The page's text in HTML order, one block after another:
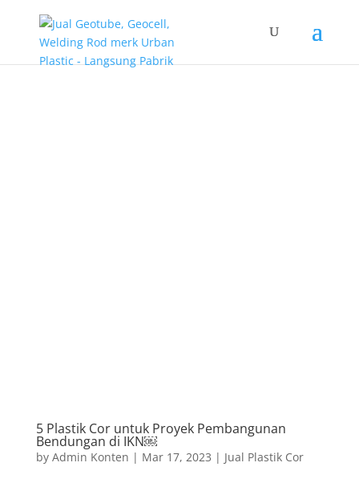
5 Plastik Cor untuk Proyek Pembangunan
Bendungan di IKN￼
by Admin Konten | Mar 17, 2023 | Jual Plastik Cor